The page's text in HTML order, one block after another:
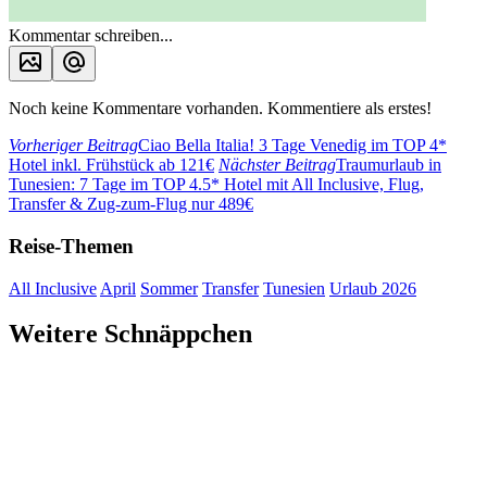
Kommentar schreiben...
Noch keine Kommentare vorhanden. Kommentiere als erstes!
Vorheriger BeitragCiao Bella Italia! 3 Tage Venedig im TOP 4*
Hotel inkl. Frühstück ab 121€ Nächster BeitragTraumurlaub in
Tunesien: 7 Tage im TOP 4.5* Hotel mit All Inclusive, Flug,
Transfer & Zug-zum-Flug nur 489€
Reise-Themen
All Inclusive April Sommer Transfer Tunesien Urlaub 2026
Weitere Schnäppchen